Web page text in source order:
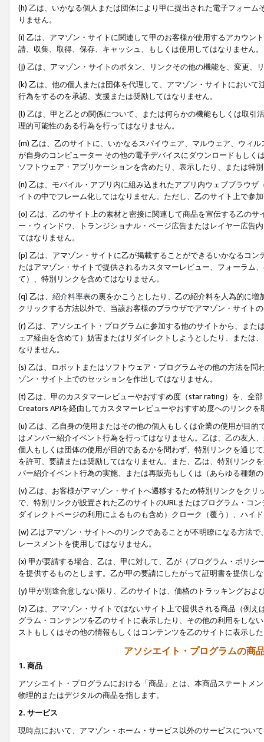
(h) 乙は、いかなる個人または団体により甲に提出された電子フォー
りません。
(i) 乙は、アマゾン・サイトに関連して甲のお客様が使用するアカウン
請、収集、取得、保存、キャッシュ、もしくは使用してはなりません。
(j) 乙は、アマゾン・サイトのボタン、リンクその他の機能を、変更、
(k) 乙は、他の個人または団体を代理して、アマゾン・サイトにおい
行為をするのを承認、支援または奨励してはなりません。
(l) 乙は、甲と乙との関係について、または何らかの機能もしくは取
理的可能性のある行為を行ってはなりません。
(m) 乙は、乙のサイトに、いかなるスパイウェア、マルウェア、ウィ
が自身のコンピューター その他の電子デバイスにダウンロードもし
ソフトウェア・アプリケーションを含めたり、表示したり、または特
(n) 乙は、モバイル・アプリ内に組み込まれたアプリ内ウェブブラウ
イトの中でフレーム化してはなりません。ただし、乙のサイト上で参
(o) 乙は、乙のサイト上の素材と密接に関連して商品を宣伝する乙の
ー・ウィンドウ、トランジショナル・ページ広告またはレイヤー広告
てはなりません。
(p) 乙は、アマゾン・サイトに乙が掲載することができるいかなるコ
たはアマゾン・サイトで提供されるカスタマーレビュー、フォーラム
て）、特別リンクを含めてはなりません。
(q) 乙は、 紹介料率表の裏をかこうとしたり、乙の紹介料を人為的に
クリックする方法以外で、当該お客様のブラウザでアマゾン・サイト
(r) 乙は、アソシエイト・プログラムに参加する他のサイトから、ま
ェア経由を含めて）妨害またはリダイレクトしようとしたり、または
なりません。
(s) 乙は、ロボットまたはソフトウェア・プログラムその他の方法を
ゾン・サイト上でのセッションを作出してはなりません。
(t) 乙は、甲のカスタマーレビューやおすすめ度（star rating）を、全
Creators APIを経由してカスタマーレビューやおすすめ度へのリンクを
(u) 乙は、乙自身の使用またはその他の個人もしくは企業の使用が目
はメンバー紹介イベント行為を行ってはなりません。乙は、乙の友人
個人もしくは団体の使用が目的であるかを問わず、特別リンクを通じ
を許可、要請または奨励してはなりません。また、乙は、特別リンク
バー紹介イベント行為の実施、または再販売もしくは（あらゆる種類
(v) 乙は、お客様がアマゾン・サイトへ遷移するため特別リンクをク
で、特別リンクが設置された乙のサイトのURLまたはプログラム・コ
ダイレクトページの利用によるものも含め）クローク（覆う）、ハイ
(w) 乙はアマゾン・サイトへのリンクであることが不明瞭になる方法
レースメントを使用してはなりません。
(x) 甲が要請する場合、乙は、甲に対して、乙が（プログラム・ポリ
を提供するものとします。乙が甲の要請にしたがって証明書を提供し
(y) 甲が別途合意しない限り、乙のサイトは、価格のトラッキングお
(z) 乙は、アマゾン・サイトではないサイト上で提供される商品（例
グラム・コンテンツを乙のサイトに表示したり、その他の利用をしな
ストもしくはその他の情報もしくはコンテンツを乙のサイトに表示し
アソシエイト・プログラムの商
1. 商品
アソシエイト・プログラムにおける「商品」とは、本商品ステートメ
物理的またはデジタルの商品を指します。
2. サービス
現時点において、アマゾン・ホーム・サービス以外のサービスについ